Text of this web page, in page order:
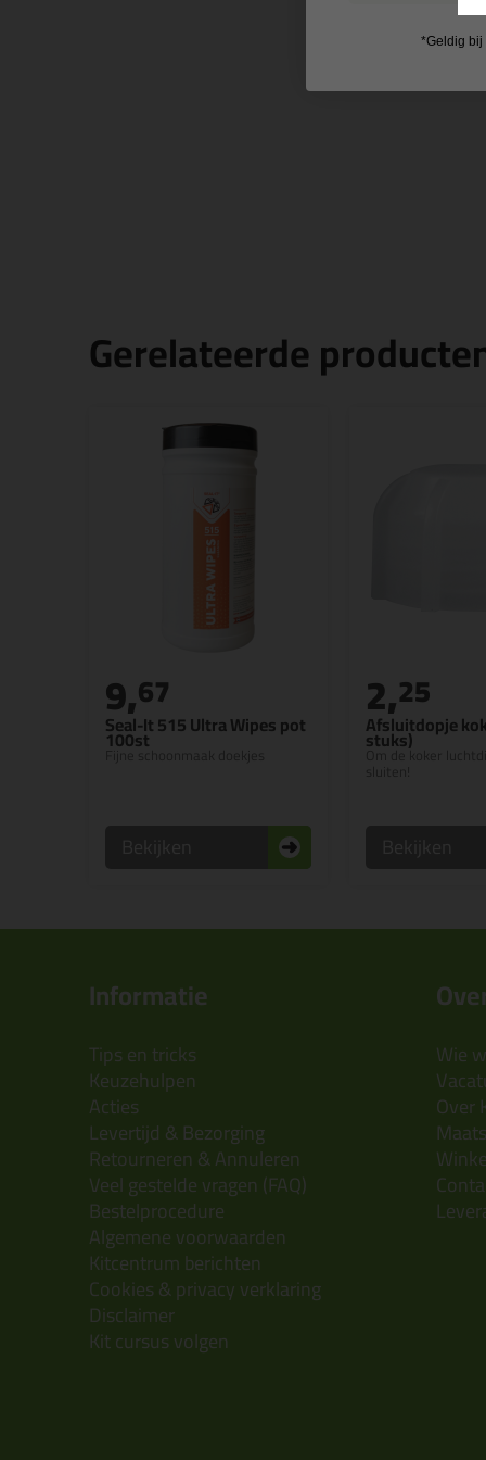
Gerelateerde
Seal-It 515 Ultra Wipes pot
100st
Fijne schoonmaak doekjes
9,67
Afsluitdopje
stuks)
Om de koker
2,25
Informatie
Tips en tricks
Keuzehulpen
Acties
Levertijd & Bezorging
Retourneren & Annuleren
Veel gestelde vragen (FAQ)
Bestelprocedure
Algemene voorwaarden
Kitcentrum berichten
Cookies & privacy verklaring
Disclaimer
Kit cursus volgen
Wie
Over
*Geldig bij